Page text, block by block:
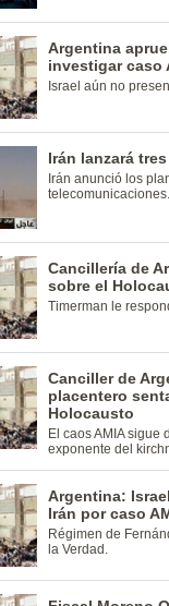
Argentina
investigar caso
Israel aún no
Irán lanzará
Irán anunció los
telecomunicaciones.
Cancillería de
sobre el
Timerman le
Canciller de
placentero
Holocausto
El caos AMIA
exponente del
Argentina:
Irán por caso
Régimen de
la Verdad.